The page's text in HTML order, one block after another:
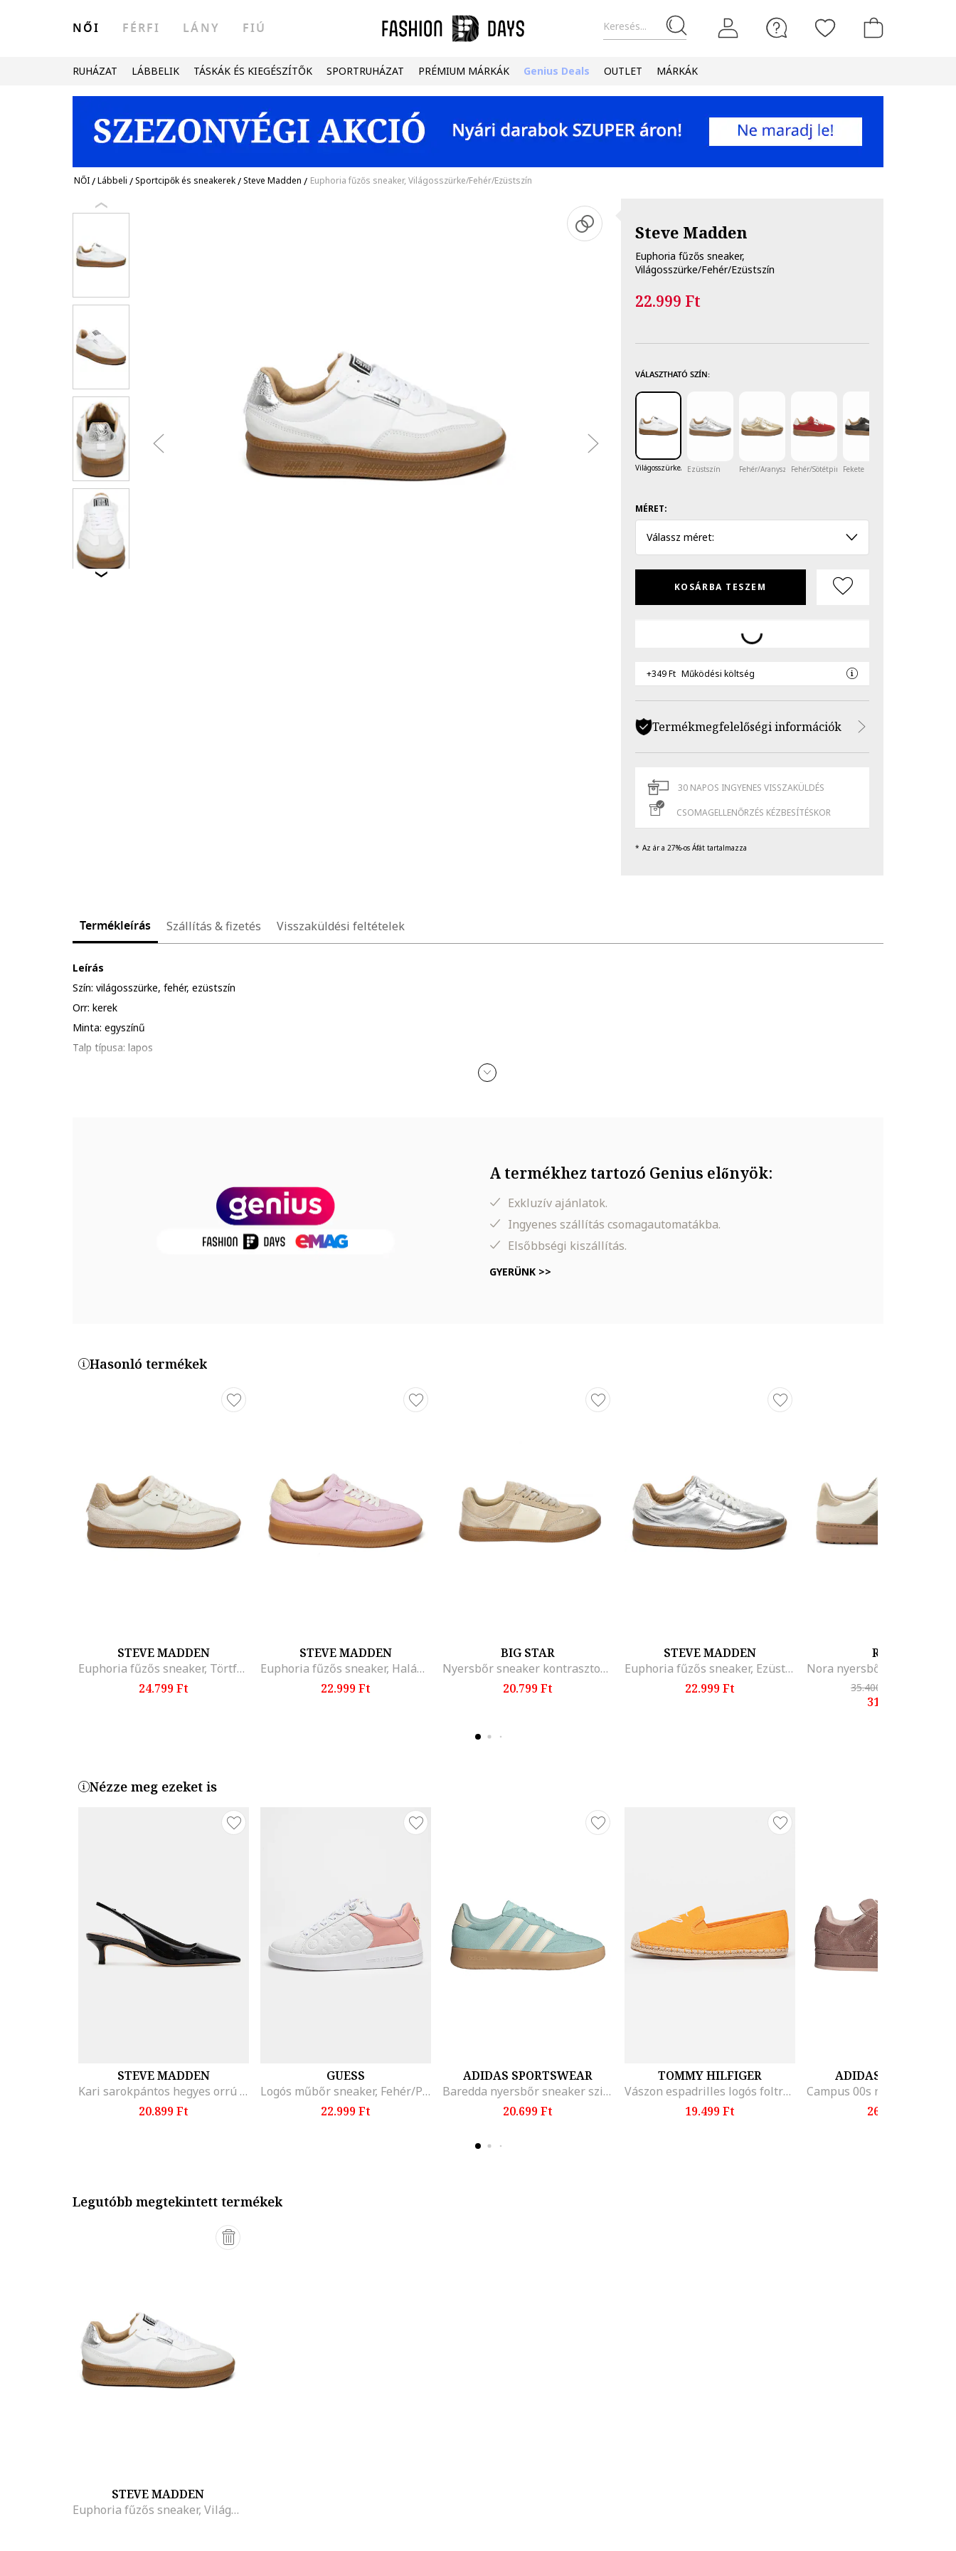
Keresés...
NŐI FÉRFI LÁNY FIÚ
RUHÁZAT LÁBBELIK TÁSKÁK ÉS KIEGÉSZÍTŐK SPORTRUHÁZAT PRÉMIUM MÁRKÁK Genius Deals OUTLET MÁRKÁK
NŐI/Lábbeli /Sportcipők és sneakerek/Steve Madden / Euphoria fűzős sneaker, Világosszürke/Fehér/Ezüstszín
Steve Madden
Euphoria fűzős sneaker,
Világosszürke/Fehér/Ezüstszín
22.999 Ft
VÁLASZTHATÓ SZÍN:
Világosszürke/Fehér/Ezüstszín
Ezüstszín Fehér/AranyszínFehér/SötétpirosFekete
MÉRET:
Válassz méret:
KOSÁRBA TESZEM
+349 Ft Működési költség
Termékmegfelelőségi információk
30 NAPOS INGYENES VISSZAKÜLDÉS
CSOMAGELLENŐRZÉS KÉZBESÍTÉSKOR
Az ár a 27%-os Áfát tartalmazza
Termékleírás Szállítás & fizetés Visszaküldési feltételek
Leírás
Szín: világosszürke, fehér, ezüstszín
Orr: kerek
Minta: egyszínű
Talp típusa: lapos
A termékhez tartozó Genius előnyök:
Exkluzív ajánlatok.
Ingyenes szállítás csomagautomatákba.
Elsőbbségi kiszállítás.
GYERÜNK >>
Hasonló termékek
STEVE MADDEN
Euphoria fűzős sneaker, Törtfehér/Világosbézs
24.799 Ft
STEVE MADDEN
Euphoria fűzős sneaker, Halánylila
22.999 Ft
BIG STAR
Nyersbőr sneaker kontrasztos részletekkel, Bézs
20.799 Ft
STEVE MADDEN
Euphoria fűzős sneaker, Ezüstszín
22.999 Ft
RYŁKO
35.400 Ft
31.600 Ft
Nézze meg ezeket is
STEVE MADDEN
Kari sarokpántos hegyes orrú cipő, Fekete
20.899 Ft
GUESS
Logós műbőr sneaker, Fehér/Púderrózsaszín
22.999 Ft
ADIDAS SPORTSWEAR
Baredda nyersbőr sneaker szintetikus részletekkel, Vízkék/Törtfehér
20.699 Ft
TOMMY HILFIGER
Vászon espadrilles logós foltrátéttel, Mandarinszín
19.499 Ft
ADIDAS ORIGINALS
26.299 Ft
Legutóbb megtekintett termékek
STEVE MADDEN
Euphoria fűzős sneaker, Világosszürke/Fehér/Ezüstszín